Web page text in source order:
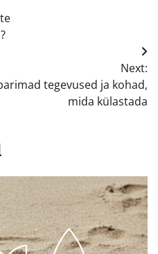
Next:
tegevused ja kohad,
mida külastada